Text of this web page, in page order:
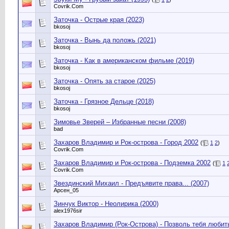
Сovrik.Com
Заточка - Острые края (2023)
bkosoj
Заточка - Вынь да положь (2021)
bkosoj
Заточка - Как в американском фильме (2019)
bkosoj
Заточка - Опять за старое (2025)
bkosoj
Заточка - Грязное Дельце (2018)
bkosoj
Зимовье Зверей – Избранные песни (2008)
bad
Захаров Владимир и Рок-острова - Город 2002 ( 1 2)
Сovrik.Com
Захаров Владимир и Рок-острова - Подземка 2002 ( 1
Сovrik.Com
Звездинский Михаил - Предъявите права... (2007)
Арсен_05
Зинчук Виктор - Неолирика (2000)
alex1976sir
Захаров Владимир (Рок-Острова) - Позволь тебя